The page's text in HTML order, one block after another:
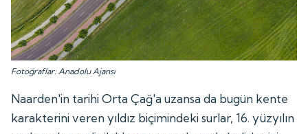
Fotoğraflar: Anadolu Ajansı
Naarden'in tarihi Orta Çağ'a uzansa da bugün kente
karakterini veren yıldız biçimindeki surlar, 16. yüzyılın